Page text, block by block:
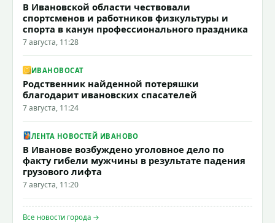
В Ивановской области чествовали
спортсменов и работников физкультуры и
спорта в канун профессионального праздника
7 августа, 11:28
ИВАНОВОCAT
Родственник найденной потеряшки
благодарит ивановских спасателей
7 августа, 11:24
ЛЕНТА НОВОСТЕЙ ИВАНОВО
В Иванове возбуждено уголовное дело по
факту гибели мужчины в результате падения
грузового лифта
7 августа, 11:20
Все новости города →